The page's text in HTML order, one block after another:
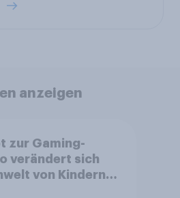
anzeigen
zur Gaming-
verändert sich
von Kindern